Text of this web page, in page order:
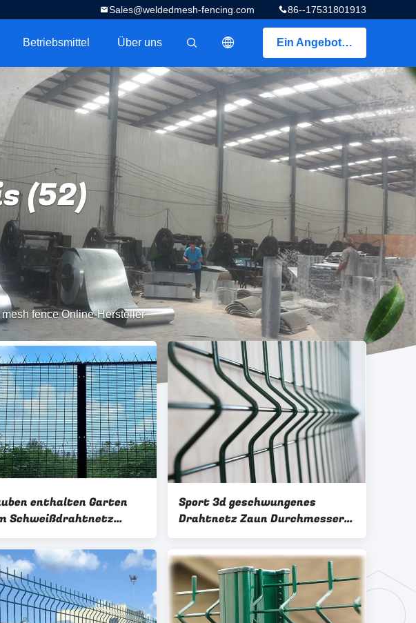
86--17531801913
Sales@weldedmesh-fencing.com
Ein Angebot bekommen
描述
Betriebsmittel Über uns
(52)
fence Online-Hersteller
enthalten Garten
Schweißdrahtnetz
PVC beschichtet
Design
Sport 3d geschwungenes
Drahtnetz Zaun Durchmesser
3-6 mm